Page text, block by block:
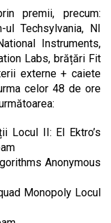
premii, precum:
ul Techsylvania, NI
Instruments,
Labs, brățări Fit
externe + caiete
celor 48 de ore
Locul II: El Ektro’s
Anonymous
Monopoly Locul